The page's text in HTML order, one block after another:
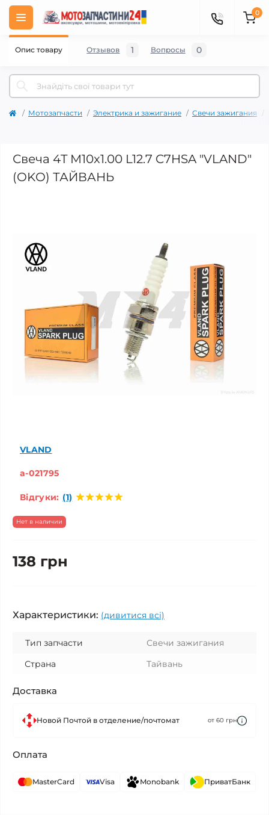
0
Мотозапчасти Электрика и зажигание Свечи зажигания
Свеча 4T M10x1.00 L12.7 C7HSA "VLAND"
(OKO) ТАЙВАНЬ
VLAND
a-021795
Відгуки: (1)
Нет в наличии
138 грн
Характеристики: (дивитися всі)
Тип запчасти
Свечи зажигания
Страна
Тайвань
Доставка
Новой Почтой в отделение/почтомат от 60 грн
Оплата
MasterCard Visa Monobank ПриватБанк
Опис товару Отзывов 1 Вопросы 0